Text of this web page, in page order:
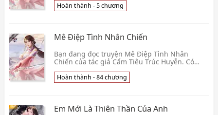
👦 Thanh Thuần Nam Đại Học Sinh
Hoàn thành - 5 chương
Mê Điệp Tình Nhân Chiến
Bạn đang đọc truyện Mê Điệp Tình Nhân
Chiến của tác giả Cẩm Tiêu Trúc Huyễn. Có
cuộc sống quá bìn👦 Cẩm Tiêu Trúc Huyễn
Hoàn thành - 84 chương
Em Mới Là Thiên Thần Của Anh